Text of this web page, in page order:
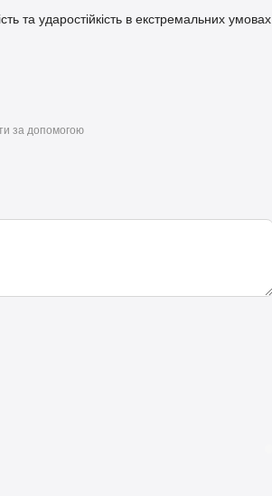
та ударостійкість в екстремальних умовах
за допомогою